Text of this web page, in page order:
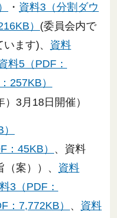
・ 資料3（分割ダウ
） (委員会内で
ます)、 資料
料5（PDF：
257KB）
3月18日開催）
：45KB）
、資料
案））、 資料
3（PDF：
：7,772KB） 、 資料